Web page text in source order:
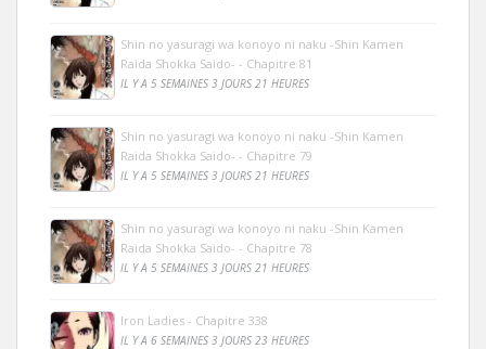
Shin no yasuragi wa konoyo ni naku -Shin Kamen
Raida Shokka Saido- - Chapitre 81
IL Y A 5 SEMAINES 3 JOURS 21 HEURES
Shin no yasuragi wa konoyo ni naku -Shin Kamen
Raida Shokka Saido- - Chapitre 79
IL Y A 5 SEMAINES 3 JOURS 21 HEURES
Shin no yasuragi wa konoyo ni naku -Shin Kamen
Raida Shokka Saido- - Chapitre 78
IL Y A 5 SEMAINES 3 JOURS 21 HEURES
Iron Ladies - Chapitre 338
IL Y A 6 SEMAINES 3 JOURS 23 HEURES